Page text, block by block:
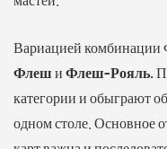
Вариацией комбинации
Флеш и Флеш-Рояль.
категории и обыграют
одном столе. Основное